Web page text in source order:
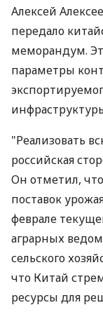
Алексей
передало
меморандум.
параметры
"Реализовать
российская
Он отметил,
поставок
феврале
аграрных
сельского
что Китай
ресурсы для